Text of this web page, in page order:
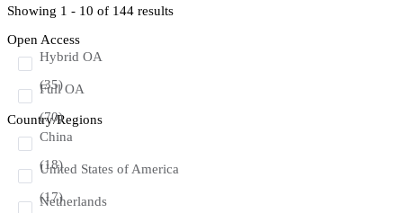
Showing 1 - 10 of 144 results
Open Access
Hybrid OA
(35)
Full OA
(70)
Country/Regions
China
(18)
United States of America
(17)
Netherlands